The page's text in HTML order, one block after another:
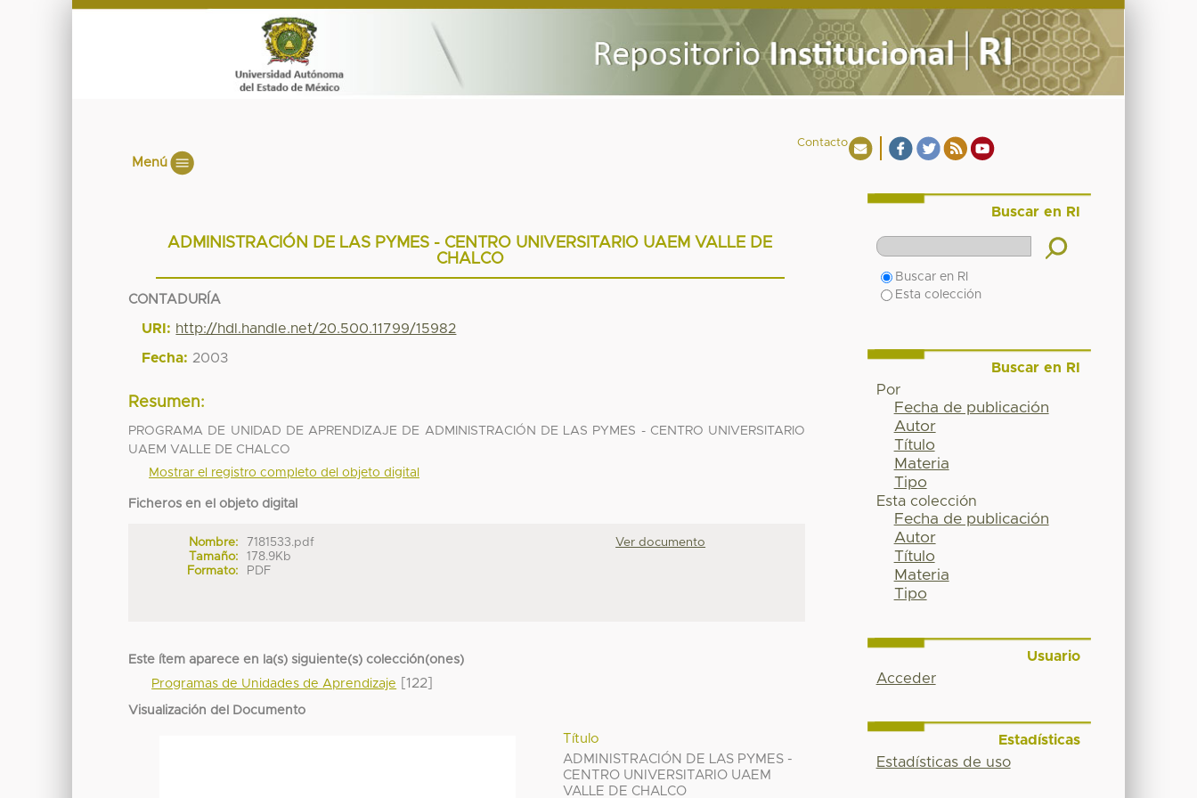
Contacto
Menú
ADMINISTRACIÓN DE LAS PYMES - CENTRO UNIVERSITARIO UAEM VALLE DE
CHALCO
CONTADURÍA
URI: http://hdl.handle.net/20.500.11799/15982
Fecha: 2003
Resumen:
PROGRAMA DE UNIDAD DE APRENDIZAJE DE ADMINISTRACIÓN DE LAS PYMES - CENTRO UNIVERSITARIO
UAEM VALLE DE CHALCO
Mostrar el registro completo del objeto digital
Ficheros en el objeto digital
Nombre:
7181533.pdf
Tamaño:
178.9Kb
Formato:
PDF
Ver documento
Este ítem aparece en la(s) siguiente(s) colección(ones)
Programas de Unidades de Aprendizaje
[122]
Visualización del Documento
Título
ADMINISTRACIÓN DE LAS PYMES -
CENTRO UNIVERSITARIO UAEM
VALLE DE CHALCO
Buscar en RI
Buscar en RI
Esta colección
Buscar en RI
Por
Fecha de publicación
Autor
Título
Materia
Tipo
Esta colección
Fecha de publicación
Autor
Título
Materia
Tipo
Usuario
Acceder
Estadísticas
Estadísticas de uso